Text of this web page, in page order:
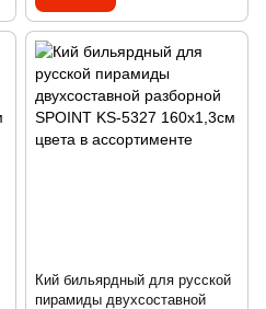
Кий бильярдный для русской
пирамиды двухсоставной